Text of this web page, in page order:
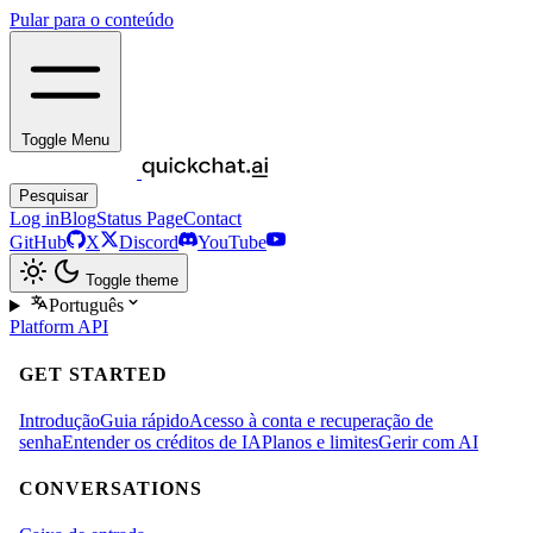
Pular para o conteúdo
Toggle Menu
Pesquisar
Log inBlogStatus PageContact
GitHub
X Discord YouTube
Toggle theme
Português
Platform API
GET STARTED
IntroduçãoGuia rápidoAcesso à conta e recuperação de
senhaEntender os créditos de IAPlanos e limitesGerir com AI
CONVERSATIONS